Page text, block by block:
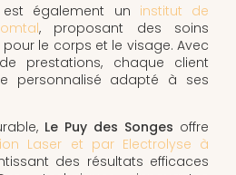
est également un institut de
, proposant des soins
le corps et le visage. Avec
prestations, chaque client
personnalisé adapté à ses
Le Puy des Songes offre
Laser et par Electrolyse à
des résultats efficaces